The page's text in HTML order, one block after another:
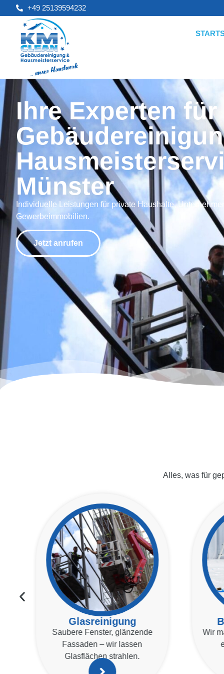
+49 25139594232
Ihre Experten für
Münster
Individuelle Leistungen für private Haushalte,
Gewerbeimmobilien.
Jetzt anrufen
Alles, was für
Glasreinigung
Saubere Fenster, glänzende
Fassaden – wir lassen
Glasflächen strahlen.
Wir